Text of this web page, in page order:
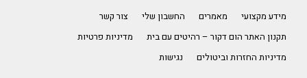
מידע מקצועי מאמרים החשבון שלי
צור קשר
תקנון האתר הום דקור – רהיטים עם בית
מדיניות פרטיות
מדיניות החזרות וביטולים
נגישות